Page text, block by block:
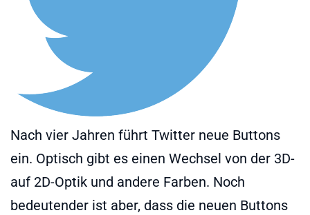
Nach vier Jahren führt Twitter neue Buttons
ein. Optisch gibt es einen Wechsel von der 3D-
auf 2D-Optik und andere Farben. Noch
bedeutender ist aber, dass die neuen Buttons